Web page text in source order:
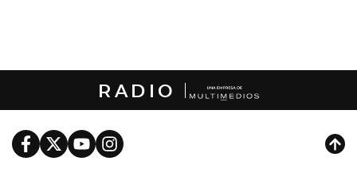
RADIO
FacebookTwitterYoutubeInstagram